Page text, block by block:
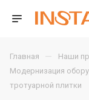
Главная — Наши
Модернизация
тротуарной плитки